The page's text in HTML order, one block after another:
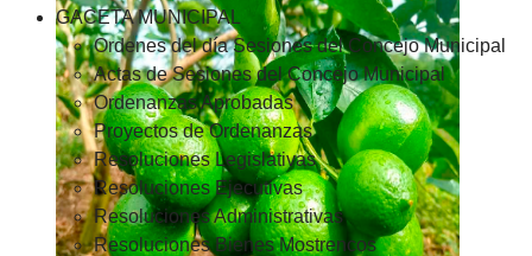
GACETA MUNICIPAL
Ordenes del día Sesiones del Concejo Municipal
Actas de Sesiones del Concejo Municipal
Ordenanzas Aprobadas
Proyectos de Ordenanzas
Resoluciones Legislativas
Resoluciones Ejecutivas
Resoluciones Administrativas
Resoluciones Bienes Mostrencos